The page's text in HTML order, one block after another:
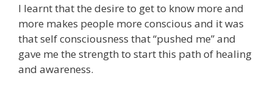
I learnt that the desire to get to know more and
more makes people more conscious and it was
that self consciousness that “pushed me” and
gave me the strength to start this path of healing
and awareness.